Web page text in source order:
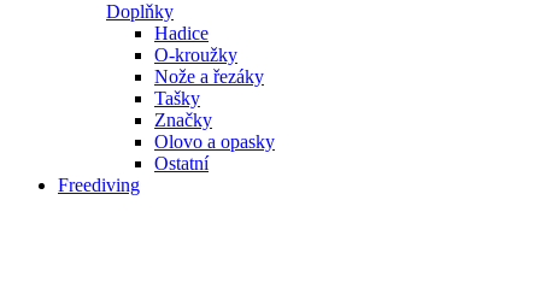
Doplňky
Hadice
O-kroužky
Nože a řezáky
Tašky
Značky
Olovo a opasky
Ostatní
Freediving